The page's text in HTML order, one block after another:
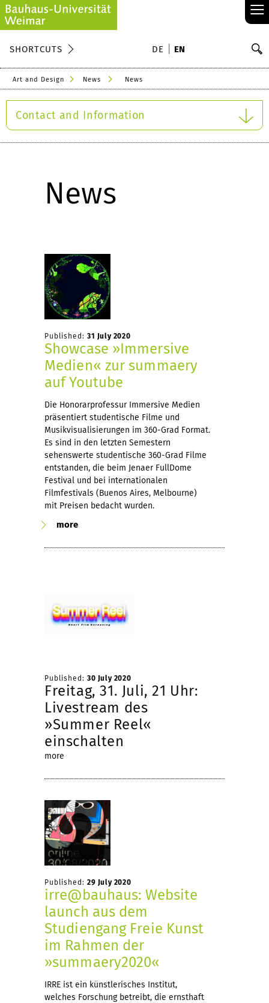
≡
SHORTCUTS DE EN
Art and Design News News
Contact and Information
News
Published: 31 July 2020
Showcase »Immersive
Medien« zur summaery
auf Youtube
Die Honorarprofessur Immersive Medien
präsentiert studentische Filme und
Musikvisualisierungen im 360-Grad Format.
Es sind in den letzten Semestern
sehenswerte studentische 360-Grad Filme
entstanden, die beim Jenaer FullDome
Festival und bei internationalen
Filmfestivals (Buenos Aires, Melbourne)
mit Preisen bedacht wurden.
more
Published: 30 July 2020
Freitag, 31. Juli, 21 Uhr:
Livestream des
»Summer Reel«
einschalten
more
Published: 29 July 2020
irre@bauhaus: Website
launch aus dem
Studiengang Freie Kunst
im Rahmen der
»summaery2020«
IRRE ist ein künstlerisches Institut,
welches Forschung betreibt, die ernsthaft